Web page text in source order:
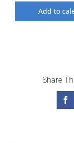
Add to
Share